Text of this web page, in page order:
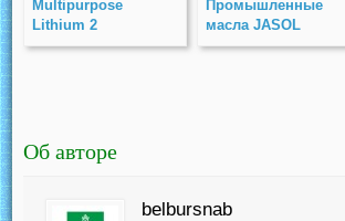
Multipurpose
Lithium 2
Промышленные
масла JASOL
Об авторе
belbursnab